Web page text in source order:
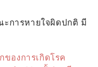
การหายใจผิดปกติ มี
ของการเกิดโรค